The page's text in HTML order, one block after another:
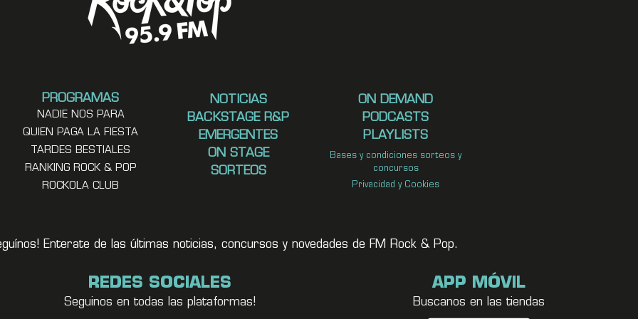
PROGRAMAS
NADIE NOS PARA
QUIEN PAGA LA FIESTA
TARDES BESTIALES
RANKING ROCK & POP
ROCKOLA CLUB
NOTICIAS
BACKSTAGE R&P
EMERGENTES
ON STAGE
SORTEOS
ON DEMAND
PODCASTS
PLAYLISTS
Bases y condiciones sorteos y
concursos
Privacidad y Cookies
Enterate de las últimas noticias, concursos y novedades de FM Rock & Pop.
REDES SOCIALES
Seguinos en todas las plataformas!
APP MÓVIL
Buscanos en las tiendas